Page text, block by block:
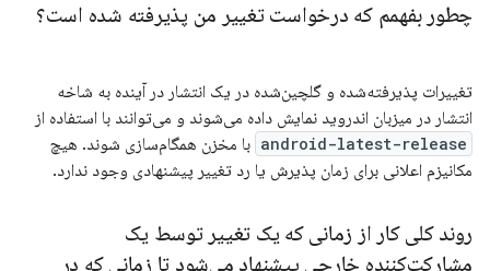
چطور بفهمم که درخواست تغییر من پذیرفته شده است؟
تغییرات پذیرفته‌شده و گلچین‌شده در یک انتشار در آینده به شاخه
انتشار در میزبان اندروید نمایش داده می‌شوند و می‌توانند با استفاده از
android-latest-release با مخزن همگام‌سازی شوند. هیچ
مکانیزم اعلانی برای زمان پذیرش یا رد تغییر پیشنهادی وجود ندارد.
روند کلی کار از زمانی که یک تغییر توسط یک
مشارکت‌کننده خارجی پیشنهاد می‌شود تا زمانی که در